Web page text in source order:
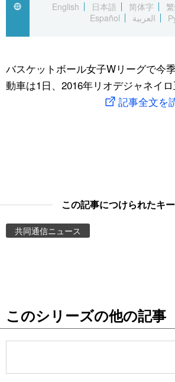
国際
文化
アーカイブ
Japan Data
動画/Live
お知らせ
スポーツ・東京2020
English
日本語 简体字
Español
العربية
バスケットボール女子Wリーグで今
動車は1日、2016年リオデジャネイ
記事全文を
この記事につけられたキ
共同通信ニュース
このシリーズの他の記事